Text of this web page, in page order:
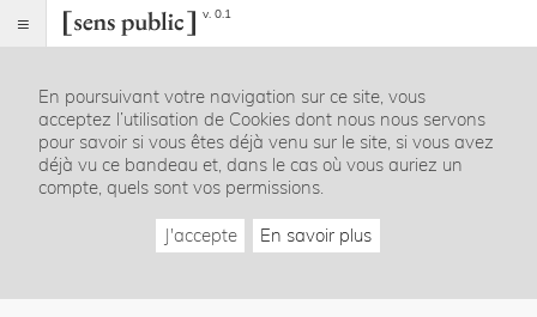
v. 0.1
Index
Rubriques
Essais
En poursuivant votre navigation sur ce site, vous
acceptez l’utilisation de Cookies dont nous nous servons
pour savoir si vous êtes déjà venu sur le site, si vous avez
déjà vu ce bandeau et, dans le cas où vous auriez un
compte, quels sont vos permissions.
J'accepte En savoir plus